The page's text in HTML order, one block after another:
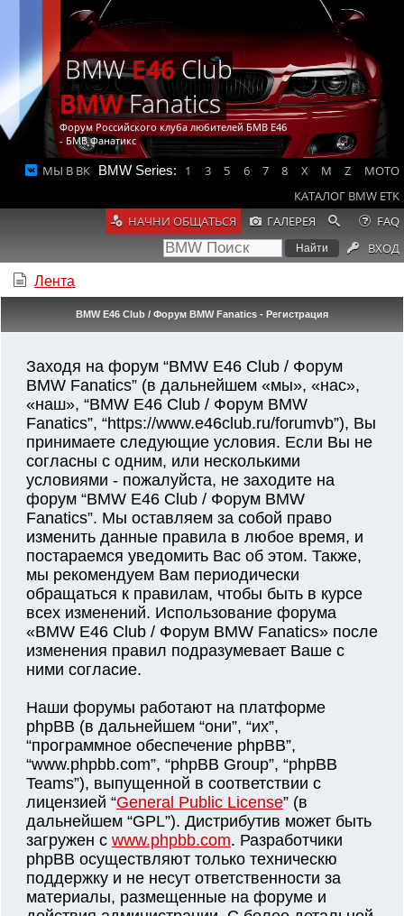
BMWE46Club
BMWFanatics
Форум Российского клуба любителей БМВ Е46
- БМВ Фанатикс
МЫ В ВК BMW Series: 1 3 5 6 7 8 X M Z
MOTO
КАТАЛОГ BMW ETK
НАЧНИ ОБЩАТЬСЯ
ГАЛЕРЕЯ
FAQ
ВХОД
Лента
BMW E46 Club / Форум BMW Fanatics - Регистрация
Заходя на форум “BMW E46 Club / Форум
BMW Fanatics” (в дальнейшем «мы», «нас»,
«наш», “BMW E46 Club / Форум BMW
Fanatics”, “https://www.e46club.ru/forumvb”), Вы
принимаете следующие условия. Если Вы не
согласны с одним, или несколькими
условиями - пожалуйста, не заходите на
форум “BMW E46 Club / Форум BMW
Fanatics”. Мы оставляем за собой право
изменить данные правила в любое время, и
постараемся уведомить Вас об этом. Также,
мы рекомендуем Вам периодически
обращаться к правилам, чтобы быть в курсе
всех изменений. Использование форума
«BMW E46 Club / Форум BMW Fanatics» после
изменения правил подразумевает Ваше с
ними согласие.
Наши форумы работают на платформе
phpBB (в дальнейшем “они”, “их”,
“программное обеспечение phpBB”,
“www.phpbb.com”, “phpBB Group”, “phpBB
Teams”), выпущенной в соответствии с
лицензией “General Public License” (в
дальнейшем “GPL”). Дистрибутив может быть
загружен с www.phpbb.com. Разработчики
phpBB осуществляют только техническю
поддержку и не несут ответственности за
материалы, размещенные на форуме и